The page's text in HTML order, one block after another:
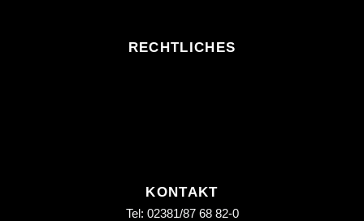
RECHTLICHES
KONTAKT
Tel: 02381/87 68 82-0